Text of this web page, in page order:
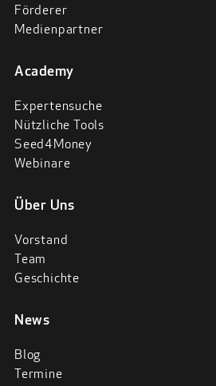
Förderer
Medienpartner
Academy
Expertensuche
Nützliche Tools
Seed4Money
Webinare
Über Uns
Vorstand
Team
Geschichte
News
Blog
Termine